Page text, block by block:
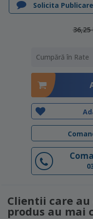
Solicita
36,25
Cumpără în Rate
Clientii care
produs au mai